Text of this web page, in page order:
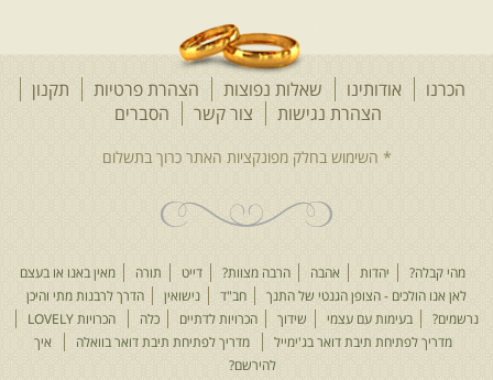
הכרנו אודותינו שאלות נפוצות הצהרת פרטיות
תקנון
הצהרת נגישות
צור קשר הסברים
מהי קבלה? יהדות אהבה הרבה מצוות? דייט תורה
מאין באנו או בעצם
לאן אנו הולכים - הצופן הגנטי של התנך
חב"ד נישואין
הדרך לרבנות מתי והיכן
נרשמים?
בעימות עם עצמי שידוך הכרויות לדתיים כלה
הכרויות LOVELY
מדריך לפתיחת תיבת דואר בג'ימייל
מדריך לפתיחת תיבת דואר בוואלה
איך
להירשם?